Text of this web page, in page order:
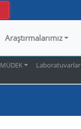
Araştırmalarımız
MÜDEK Laboratuvarlar